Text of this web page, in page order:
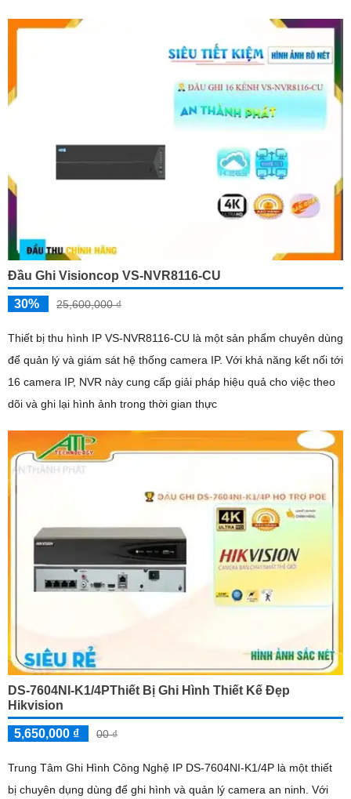
Đầu Ghi Visioncop VS-NVR8116-CU
30% 25,600,000 ₫
Thiết bị thu hình IP VS-NVR8116-CU là một sản phẩm chuyên dùng
để quản lý và giám sát hệ thống camera IP. Với khả năng kết nối tới
16 camera IP, NVR này cung cấp giải pháp hiệu quả cho việc theo
dõi và ghi lại hình ảnh trong thời gian thực
DS-7604NI-K1/4PThiết Bị Ghi Hình Thiết Kế Đẹp
Hikvision
5,650,000 ₫ 00 ₫
Trung Tâm Ghi Hình Công Nghệ IP DS-7604NI-K1/4P là một thiết
bị chuyên dụng dùng để ghi hình và quản lý camera an ninh. Với